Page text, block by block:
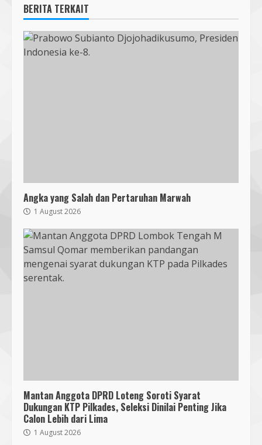
BERITA TERKAIT
Angka yang Salah dan Pertaruhan Marwah
1 August 2026
Mantan Anggota DPRD Loteng Soroti Syarat
Dukungan KTP Pilkades, Seleksi Dinilai Penting Jika
Calon Lebih dari Lima
1 August 2026